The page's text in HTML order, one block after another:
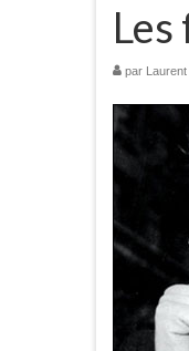
par Laurent